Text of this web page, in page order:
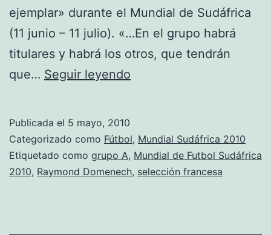
ejemplar» durante el Mundial de Sudáfrica
(11 junio – 11 julio). «…En el grupo habrá
titulares y habrá los otros, que tendrán
que… Seguir leyendo
banco
tranquilo
Publicada el 5 mayo, 2010
Categorizado como Fútbol, Mundial Sudáfrica 2010
Etiquetado como grupo A, Mundial de Futbol Sudáfrica
2010, Raymond Domenech, selección francesa